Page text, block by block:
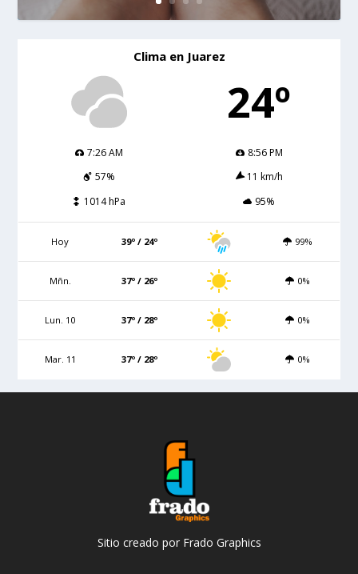
Clima en Juarez
24º
7:26 AM
8:56 PM
57%
11 km/h
1014 hPa
95%
Hoy 39º / 24º 99%
Mñn. 37º / 26º 0%
Lun. 10 37º / 28º 0%
Mar. 11 37º / 28º 0%
Sitio creado por Frado Graphics